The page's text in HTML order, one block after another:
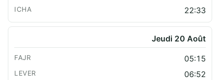
22:33
Jeudi 20 Août
05:15
06:52